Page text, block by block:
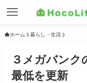
ホーム 暮らし・生活
３メガバンク
最低を更新